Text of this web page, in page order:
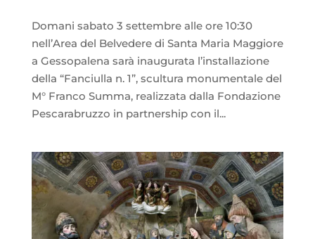
Domani sabato 3 settembre alle ore 10:30
nell’Area del Belvedere di Santa Maria Maggiore
a Gessopalena sarà inaugurata l’installazione
della “Fanciulla n. 1”, scultura monumentale del
M° Franco Summa, realizzata dalla Fondazione
Pescarabruzzo in partnership con il...